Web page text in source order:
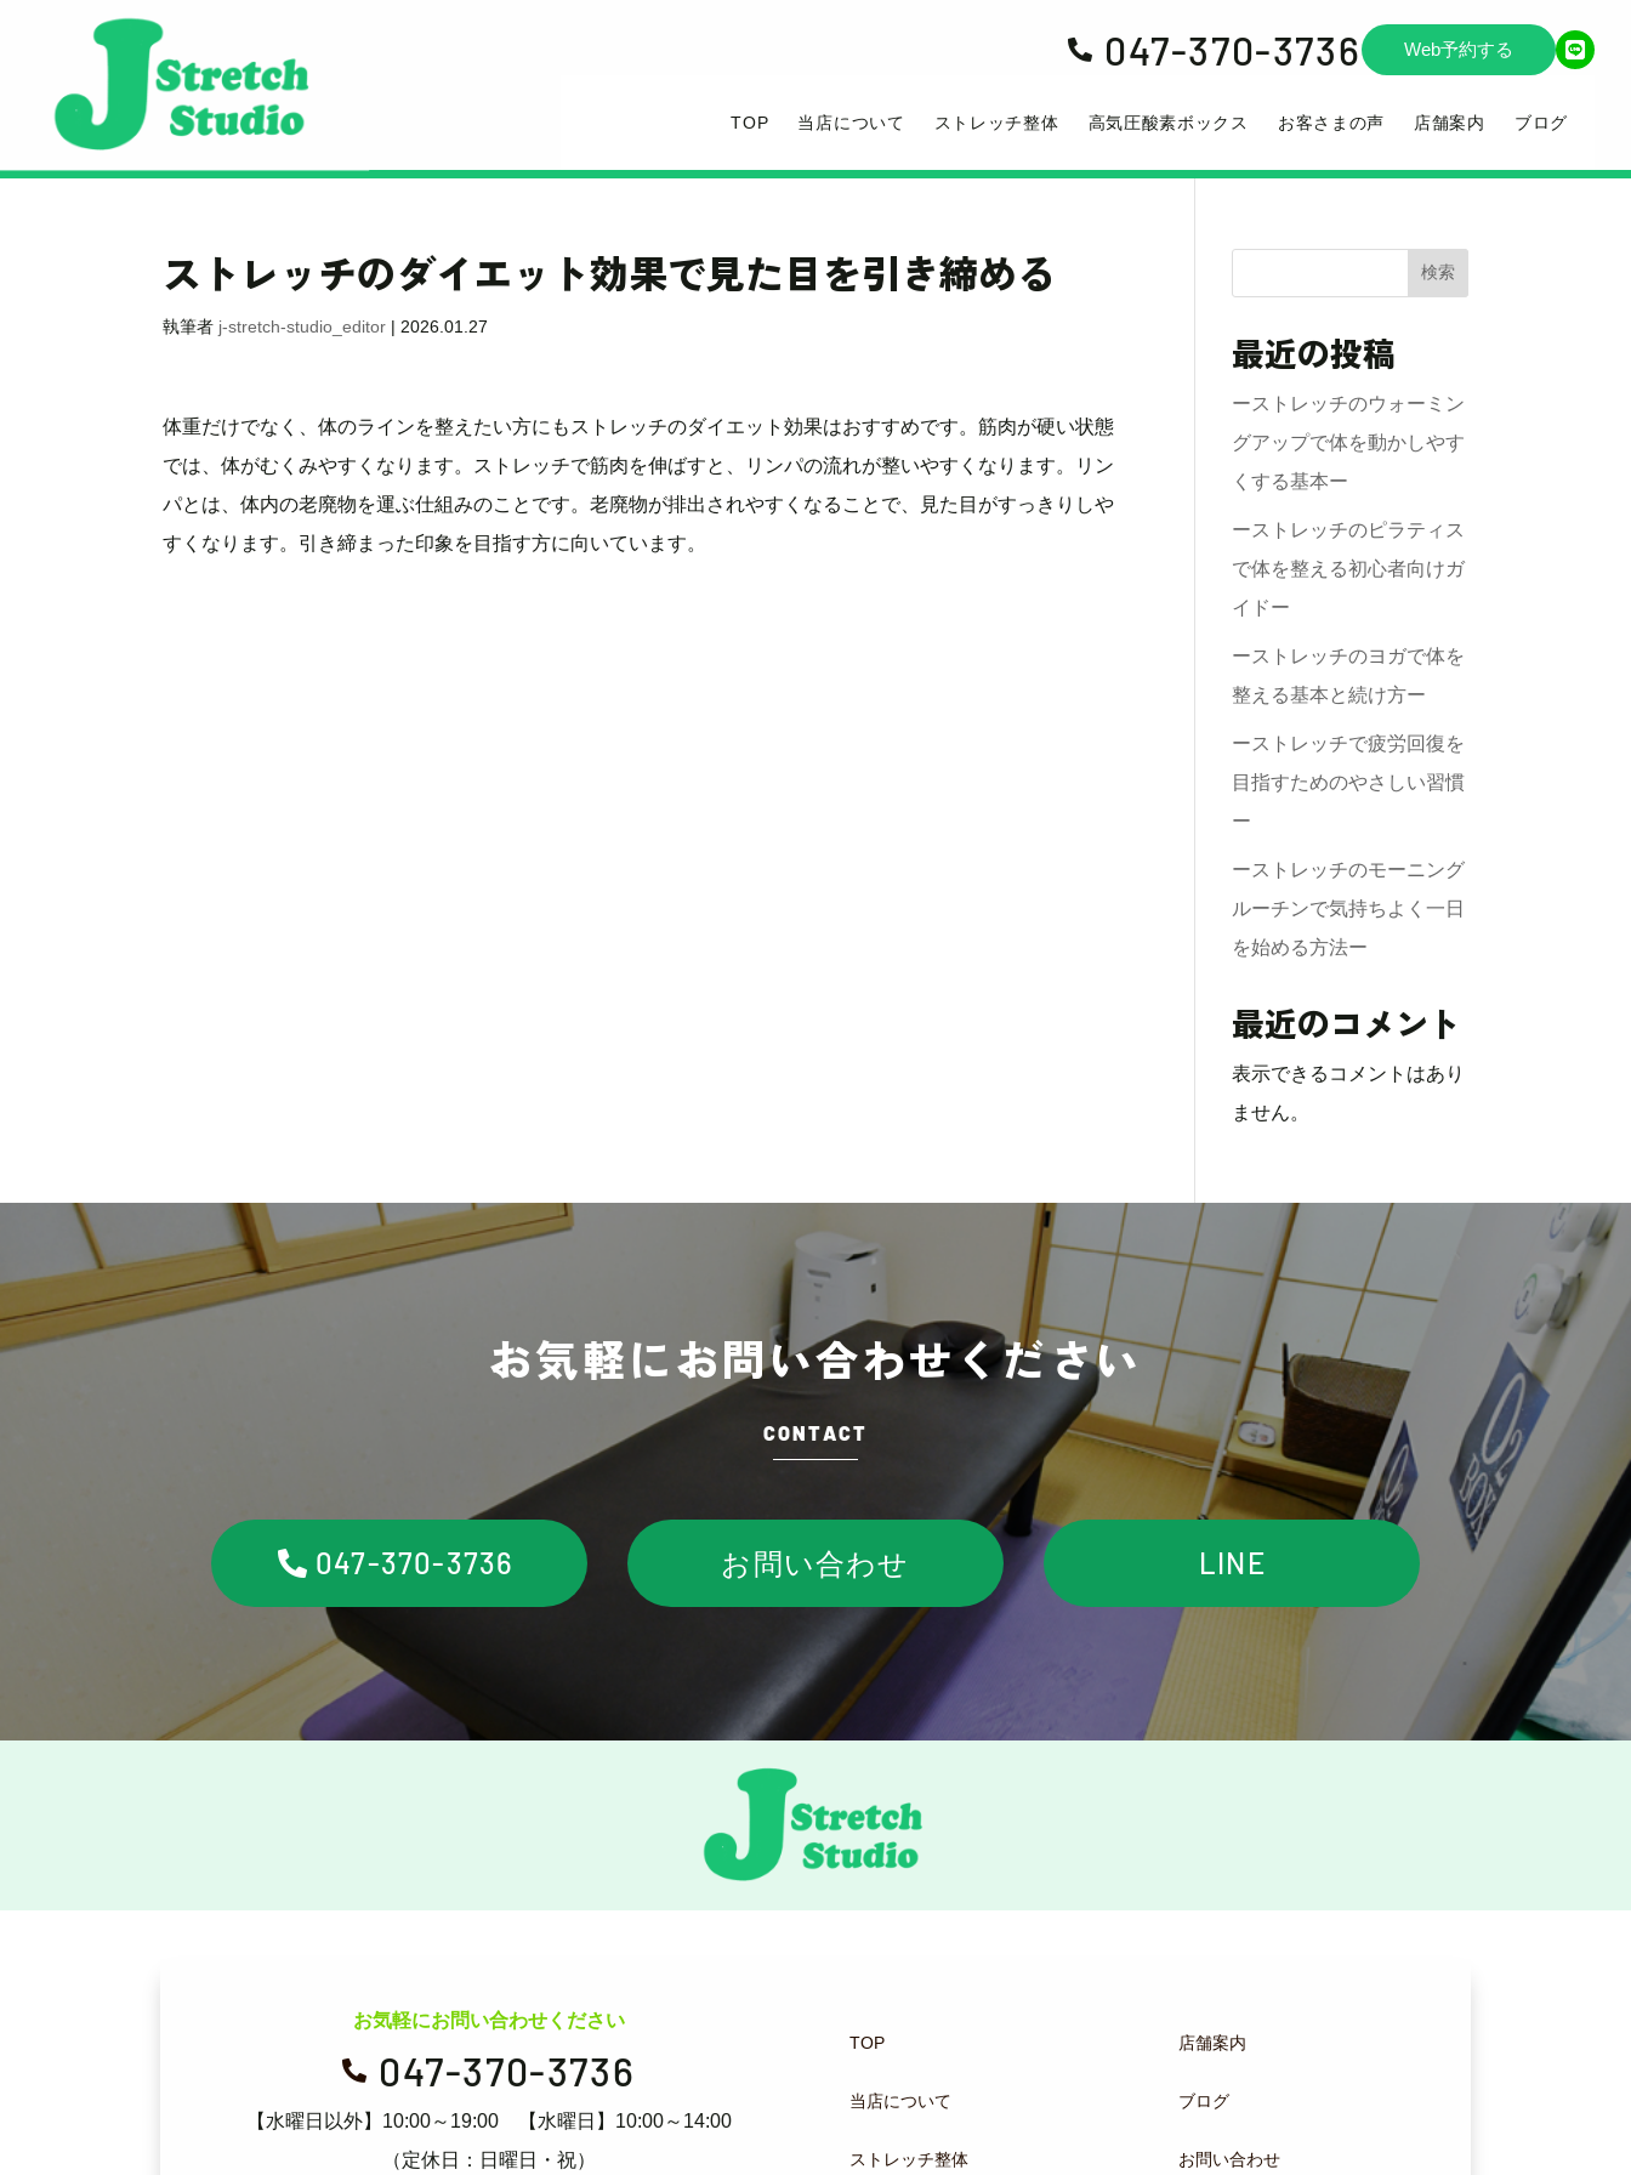
 047-370-3736 Web予約する
TOP 当店について ストレッチ整体 高気圧酸素ボックス お客さまの声 店舗案内 ブログ
ストレッチのダイエット効果で見た目を引き締める
執筆者 j-stretch-studio_editor | 2026.01.27
体重だけでなく、体のラインを整えたい方にもストレッチのダイエット効果はおすすめです。筋肉が硬い状態
では、体がむくみやすくなります。ストレッチで筋肉を伸ばすと、リンパの流れが整いやすくなります。リン
パとは、体内の老廃物を運ぶ仕組みのことです。老廃物が排出されやすくなることで、見た目がすっきりしや
すくなります。引き締まった印象を目指す方に向いています。
検索
最近の投稿
ーストレッチのウォーミン
グアップで体を動かしやす
くする基本ー
ーストレッチのピラティス
で体を整える初心者向けガ
イドー
ーストレッチのヨガで体を
整える基本と続け方ー
ーストレッチで疲労回復を
目指すためのやさしい習慣
ー
ーストレッチのモーニング
ルーチンで気持ちよく一日
を始める方法ー
最近のコメント
表示できるコメントはあり
ません。
お気軽にお問い合わせください
CONTACT
047-370-3736 お問い合わせ LINE
お気軽にお問い合わせください
 047-370-3736
【水曜日以外】10:00～19:00
【水曜日】10:00～14:00
（定休日：日曜日・祝）
TOP
当店について
ストレッチ整体
店舗案内
ブログ
お問い合わせ